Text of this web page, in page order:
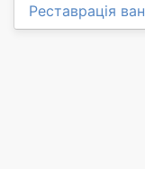
Реставрація